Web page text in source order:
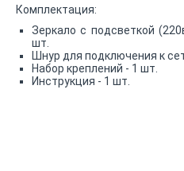
Комплектация:
Зеркало с подсветкой
шт.
Шнур для подключения к
Набор креплений - 1 шт.
Инструкция - 1 шт.